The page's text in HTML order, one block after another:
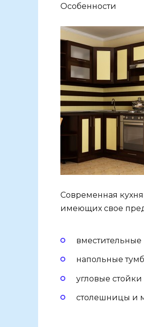
Особенности
Современная кухня
имеющих свое
напольные
угловые
столешницы и